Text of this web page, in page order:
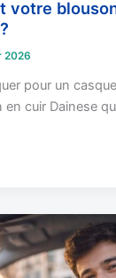
votre
2026
pour un
en cuir Dainese